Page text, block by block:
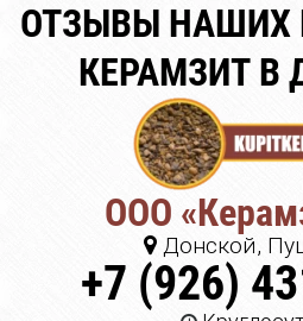
ОТЗЫВЫ НАШИХ
КЕРАМЗИТ В
ООО
Донской,
+7 (926)